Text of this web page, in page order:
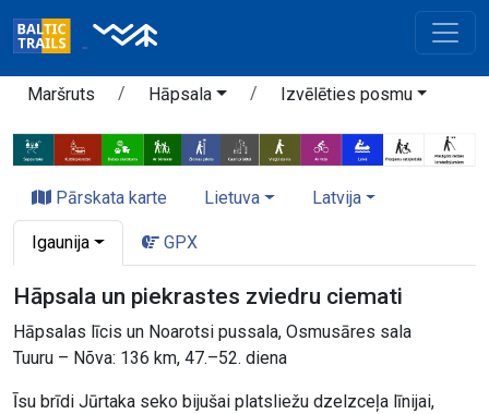
Maršruts Hāpsala Izvēlēties posmu
Pārskata karte Lietuva Latvija
Igaunija GPX
Hāpsala un piekrastes zviedru ciemati
Hāpsalas līcis un Noarotsi pussala, Osmusāres sala
Tuuru – Nõva: 136 km, 47.–52. diena
Īsu brīdi Jūrtaka seko bijušai platsliežu dzelzceļa līnijai,